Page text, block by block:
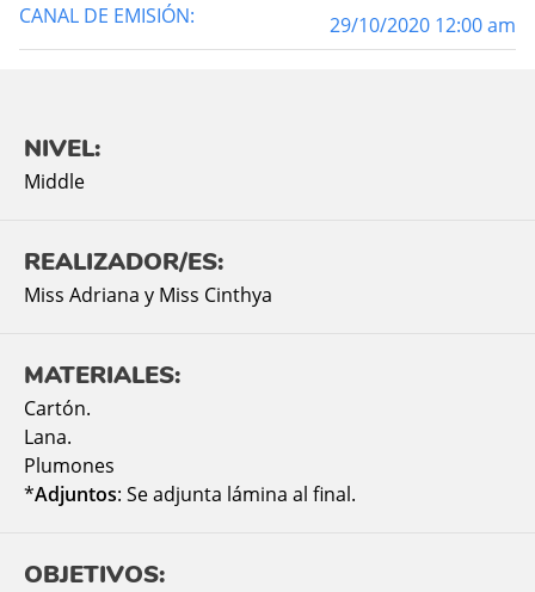
CANAL DE EMISIÓN: 29/10/2020 12:00 am
NIVEL:
Middle
REALIZADOR/ES:
Miss Adriana y Miss Cinthya
MATERIALES:
Cartón.
Lana.
Plumones
*Adjuntos: Se adjunta lámina al final.
OBJETIVOS: